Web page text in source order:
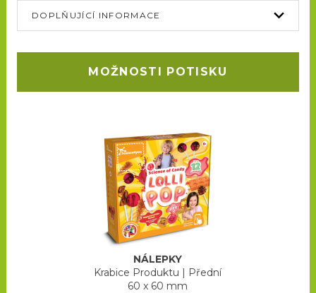
DOPLŇUJÍCÍ INFORMACE
MOŽNOSTI POTISKU
NÁLEPKY
Krabice Produktu | Přední
60 x 60 mm